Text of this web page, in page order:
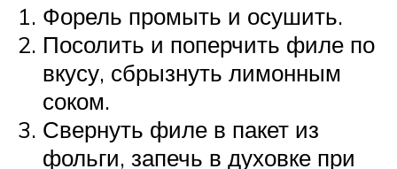
Форель промыть и осушить.
Посолить и поперчить филе по
вкусу, сбрызнуть лимонным
соком.
Свернуть филе в пакет из
фольги, запечь в духовке при